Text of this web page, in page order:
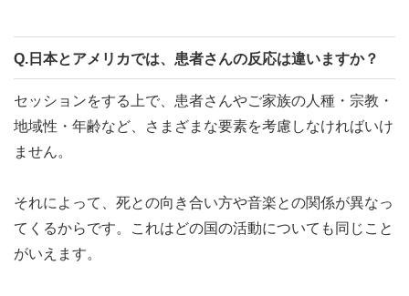
Q.日本とアメリカでは、患者さんの反応は違いますか？
セッションをする上で、患者さんやご家族の人種・宗教・
地域性・年齢など、さまざまな要素を考慮しなければいけ
ません。
それによって、死との向き合い方や音楽との関係が異なっ
てくるからです。これはどの国の活動についても同じこと
がいえます。